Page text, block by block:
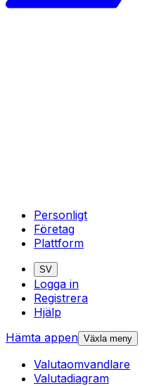
Personligt
Företag
Plattform
SV
Logga in
Registrera
Hjälp
Hämta appen Växla meny
Valutaomvandlare
Valutadiagram